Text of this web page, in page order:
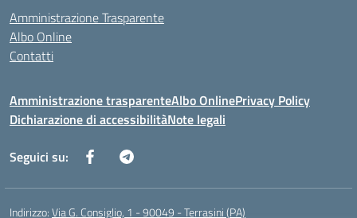
Amministrazione Trasparente
Albo Online
Contatti
Amministrazione trasparenteAlbo OnlinePrivacy Policy
Dichiarazione di accessibilitàNote legali
Seguici su:
Indirizzo:Via G. Consiglio, 1 - 90049 - Terrasini (PA)